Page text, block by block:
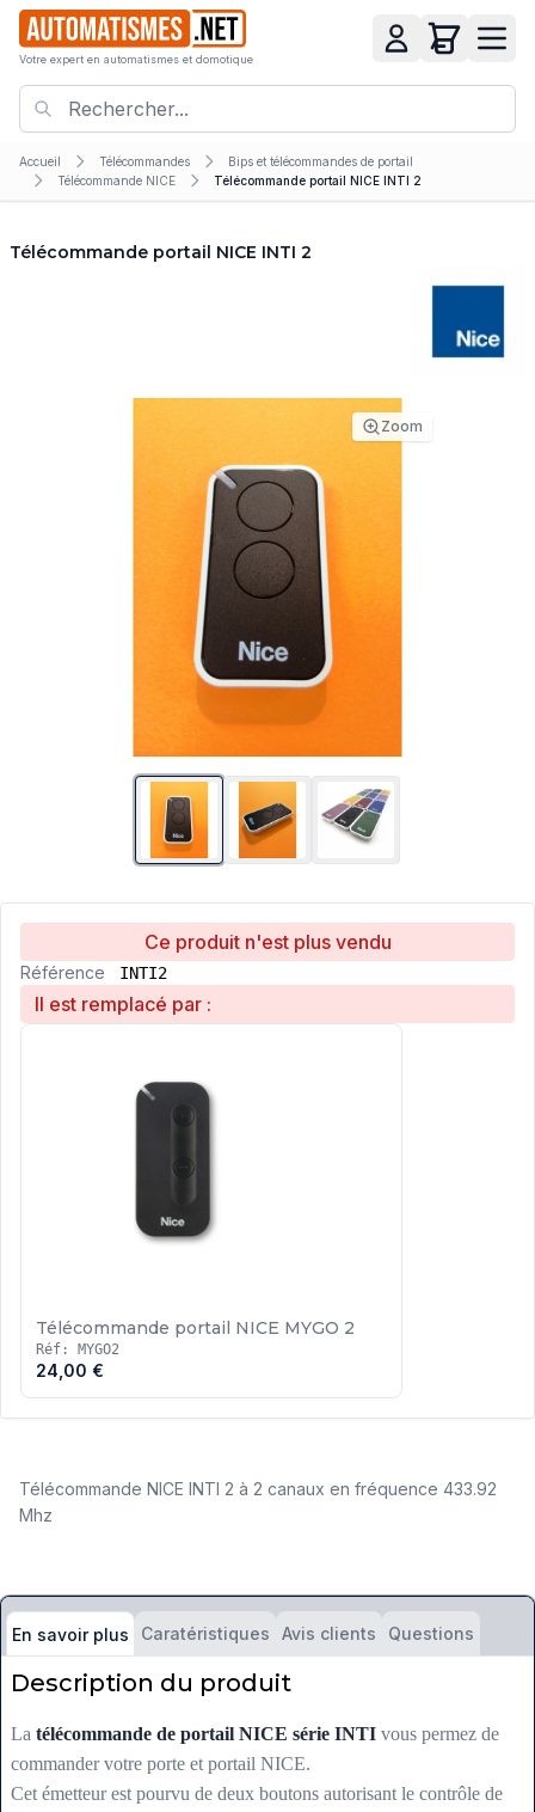
Votre expert en automatismes et domotique
Accueil Télécommandes
Bips et télécommandes de portail
Télécommande NICE
Télécommande portail NICE INTI 2
Télécommande portail NICE INTI 2
Zoom
Ce produit n'est plus vendu
Référence INTI2
Il est remplacé par :
Télécommande portail NICE MYGO 2
Réf: MYGO2
24,00 €
Télécommande NICE INTI 2 à 2 canaux en fréquence 433.92
Mhz
En savoir plus Caratéristiques Avis clients Questions
Description du produit
La télécommande de portail NICE série INTI vous permez de
commander votre porte et portail NICE.
Cet émetteur est pourvu de deux boutons autorisant le contrôle de